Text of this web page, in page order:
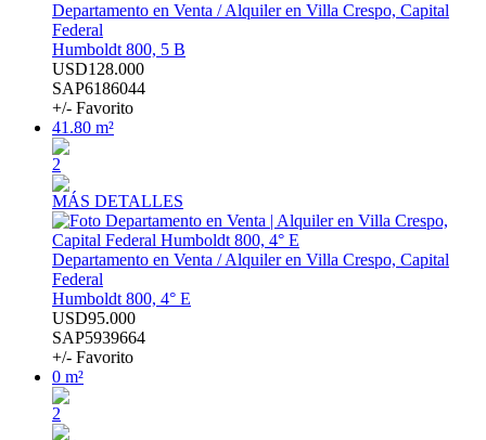
Departamento en Venta / Alquiler en Villa Crespo, Capital
Federal
Humboldt 800, 5 B
USD128.000
SAP6186044
+/- Favorito
41.80 m²
2
MÁS DETALLES
Departamento en Venta / Alquiler en Villa Crespo, Capital
Federal
Humboldt 800, 4° E
USD95.000
SAP5939664
+/- Favorito
0 m²
2